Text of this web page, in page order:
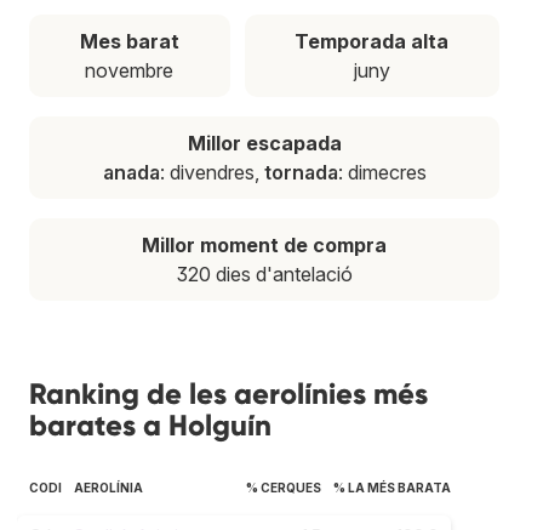
Mes barat
novembre
Temporada alta
juny
Millor escapada
anada: divendres, tornada: dimecres
Millor moment de compra
320 dies d'antelació
Ranking de les aerolínies més
barates a Holguín
CODI AEROLÍNIA % CERQUES % LA MÉS BARATA